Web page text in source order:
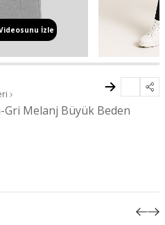
İzle
Gri Melanj Büyük Beden